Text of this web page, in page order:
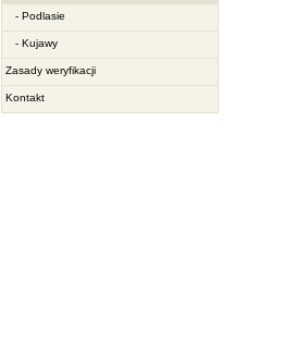
- Podlasie
- Kujawy
Zasady weryfikacji
Kontakt